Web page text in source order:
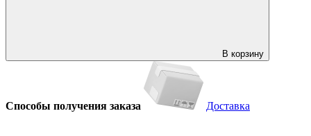
В корзину
Способы получения заказа Доставка